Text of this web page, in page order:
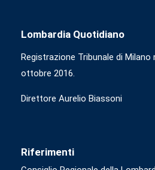
Lombardia Quotidiano
Registrazione Tribunale di Milano
ottobre 2016.
Direttore Aurelio Biassoni
Riferimenti